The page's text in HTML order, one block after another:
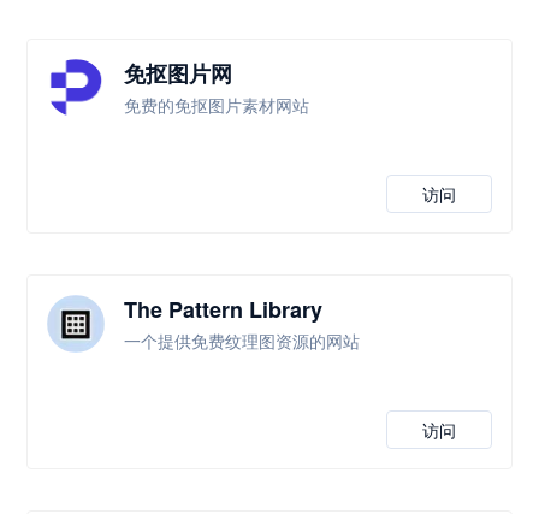
免抠图片网
免费的免抠图片素材网站
访问
The Pattern Library
一个提供免费纹理图资源的网站
访问